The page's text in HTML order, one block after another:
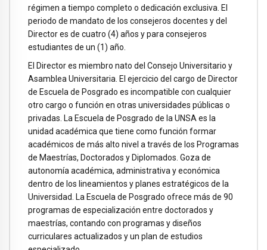
régimen a tiempo completo o dedicación exclusiva. El
periodo de mandato de los consejeros docentes y del
Director es de cuatro (4) años y para consejeros
estudiantes de un (1) año.
El Director es miembro nato del Consejo Universitario y
Asamblea Universitaria. El ejercicio del cargo de Director
de Escuela de Posgrado es incompatible con cualquier
otro cargo o función en otras universidades públicas o
privadas. La Escuela de Posgrado de la UNSA es la
unidad académica que tiene como función formar
académicos de más alto nivel a través de los Programas
de Maestrías, Doctorados y Diplomados. Goza de
autonomía académica, administrativa y económica
dentro de los lineamientos y planes estratégicos de la
Universidad. La Escuela de Posgrado ofrece más de 90
programas de especialización entre doctorados y
maestrías, contando con programas y diseños
curriculares actualizados y un plan de estudios